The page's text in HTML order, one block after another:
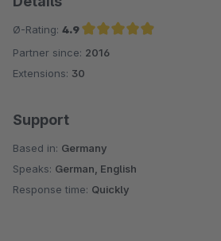
Ø-Rating: 4.9
Average rating of 4.9 out of 5 stars
Partner since: 2016
Extensions: 30
Support
Based in: Germany
Speaks: German, English
Response time: Quickly